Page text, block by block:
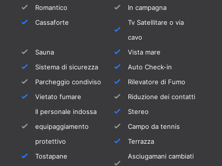
resort.
L'alloggio non è adatto alle feste.
Romantico
In campagna
Cassaforte
Tv Satellitare o via
cavo
Sauna
Vista mare
Sistema di sicurezza
Auto Check-in
Parcheggio condiviso
Rilevatore di Fumo
Vietato fumare
Riduzione dei contatti
Il personale indossa
equipaggiamento
protettivo
Stereo
Campo da tennis
Terrazza
Tostapane
Asciugamani cambiati